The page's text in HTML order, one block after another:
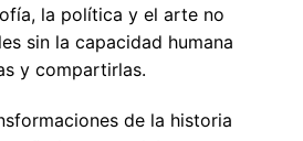
la política y el arte no
sin la capacidad humana
y compartirlas.
de la historia